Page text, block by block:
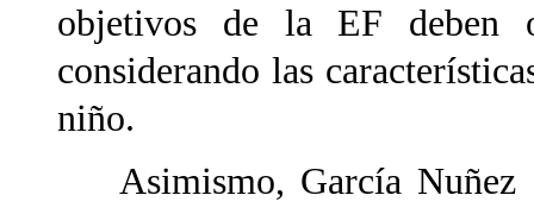
objetivos de la EF deben
considerando las
niño.
Asimismo, García Nuñez